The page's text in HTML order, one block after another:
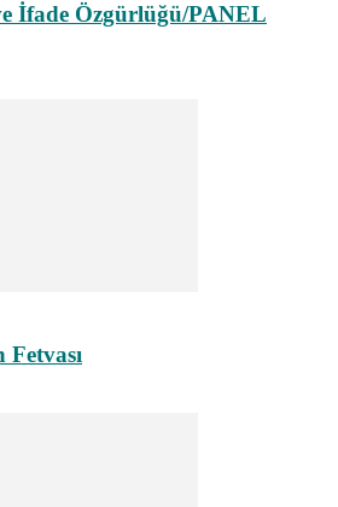
İfade Özgürlüğü/PANEL